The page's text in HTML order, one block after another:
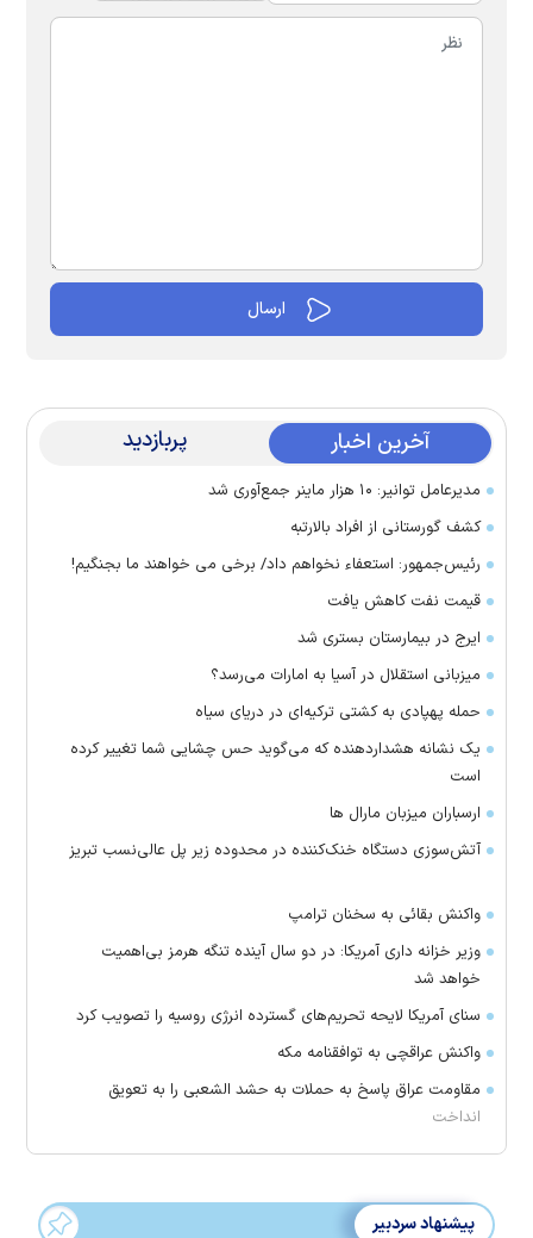
آخرین اخبار پربازدید
مدیرعامل توانیر: ۱۰ هزار ماینر جمع‌آوری شد
کشف گورستانی از افراد بالارتبه
رئیس‌جمهور: استعفاء نخواهم داد/ برخی می خواهند ما بجنگیم!
قیمت نفت کاهش یافت
ایرج در بیمارستان بستری شد
میزبانی استقلال در آسیا به امارات می‌رسد؟
حمله پهپادی به کشتی ترکیه‌ای در دریای سیاه
یک نشانه هشداردهنده که می‌گوید حس چشایی شما تغییر کرده
است
ارسباران میزبان مارال ها
آتش‌سوزی دستگاه خنک‌کننده در محدوده زیر پل عالی‌نسب تبریز
واکنش بقائی به سخنان ترامپ
وزیر خزانه داری آمریکا: در دو سال آینده تنگه هرمز بی‌اهمیت
خواهد شد
سنای آمریکا لایحه تحریم‌های گسترده انرژی روسیه را تصویب کرد
واکنش عراقچی به توافقنامه مکه
مقاومت عراق پاسخ به حملات به حشد الشعبی را به تعویق
انداخت
پیشنهاد سردبیر